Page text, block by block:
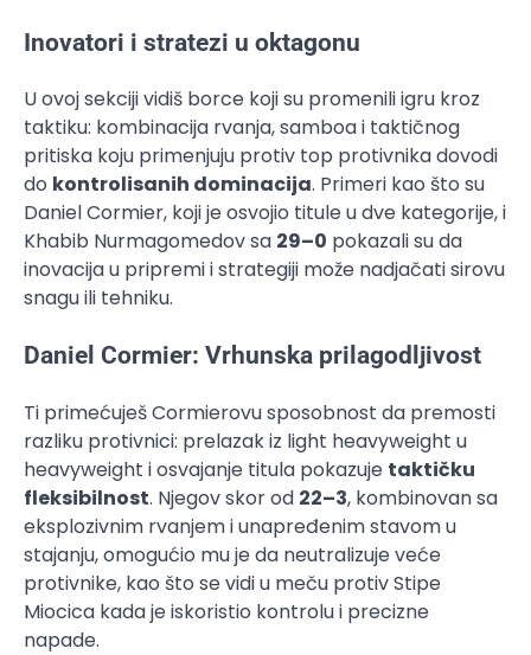
Inovatori i stratezi u oktagonu
U ovoj sekciji vidiš borce koji su promenili igru kroz
taktiku: kombinacija rvanja, samboa i taktičnog
pritiska koju primenjuju protiv top protivnika dovodi
do kontrolisanih dominacija. Primeri kao što su
Daniel Cormier, koji je osvojio titule u dve kategorije, i
Khabib Nurmagomedov sa 29–0 pokazali su da
inovacija u pripremi i strategiji može nadjačati sirovu
snagu ili tehniku.
Daniel Cormier: Vrhunska prilagodljivost
Ti primećuješ Cormierovu sposobnost da premosti
razliku protivnici: prelazak iz light heavyweight u
heavyweight i osvajanje titula pokazuje taktičku
fleksibilnost. Njegov skor od 22–3, kombinovan sa
eksplozivnim rvanjem i unapređenim stavom u
stajanju, omogućio mu je da neutralizuje veće
protivnike, kao što se vidi u meču protiv Stipe
Miocica kada je iskoristio kontrolu i precizne
napade.